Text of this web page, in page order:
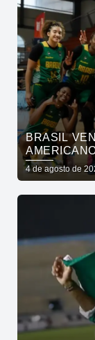
BRASIL
4 de agosto de